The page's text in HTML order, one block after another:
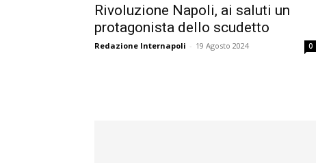
Rivoluzione Napoli, ai saluti un
protagonista dello scudetto
Redazione Internapoli - 19 Agosto 2024 0